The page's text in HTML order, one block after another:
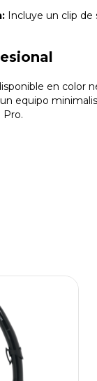
Incluye un clip de
en color
equipo
Pro.